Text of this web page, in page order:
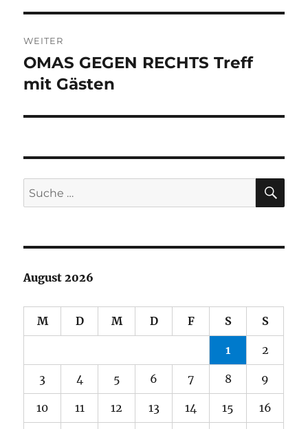
WEITER
Nächster
Beitrag:
OMAS GEGEN RECHTS Treff
mit Gästen
Suche
nach:
August 2026
M D M D F S S
1 2
3 4 5 6 7 8 9
10 11 12 13 14 15 16